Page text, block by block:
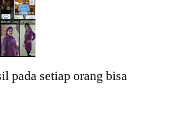
pada setiap orang bisa